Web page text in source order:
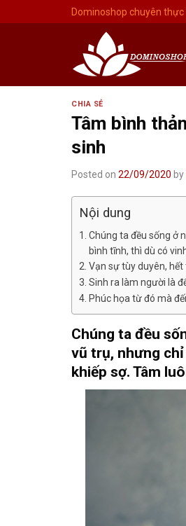
to
Dominoshop chuyên
CHIA SẺ
Tâm bình
sinh
Posted on 22/09/2020 by
Nội dung
Chúng ta đều sống ở
bình tĩnh, thì dù có
Vạn sự tùy duyên,
Sinh ra làm người là
Phúc họa từ đó mà
Chúng ta đều
vũ trụ, nhưng
khiếp sợ. Tâm